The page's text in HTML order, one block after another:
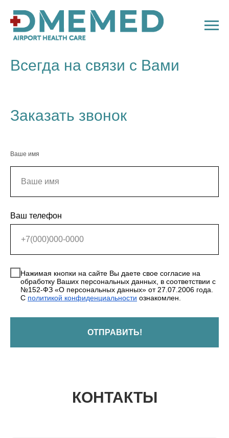
Всегда на связи с Вами
Заказать звонок
Ваше имя
Ваш телефон
Нажимая кнопки на сайте Вы даете свое согласие на
обработку Ваших персональных данных, в соответствии с
№152-ФЗ «О персональных данных» от 27.07.2006 года.
С политикой конфиденциальности ознакомлен.
ОТПРАВИТЬ!
КОНТАКТЫ